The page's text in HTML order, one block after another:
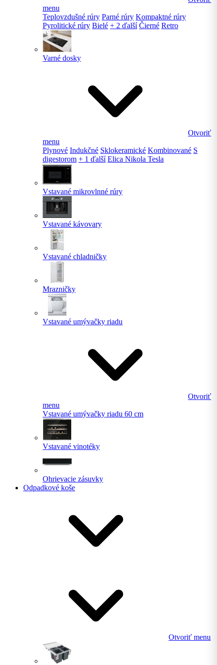
menu
Teplovzdušné rúry Parné rúry Kompaktné rúry
Pyrolitické rúry Bielé + 2 ďalší Čierné Retro
Varné dosky
Otvoriť
menu
Plynové Indukčné Sklokeramické Kombinované S
digestorom + 1 ďalší Elica Nikola Tesla
Vstavané mikrovlnné rúry
Vstavané kávovary
Vstavané chladničky
Mrazničky
Vstavané umývačky riadu
Otvoriť
menu
Vstavané umývačky riadu 60 cm
Vstavané vinotéky
Ohrievacie zásuvky
Odpadkové koše
Otvoriť menu